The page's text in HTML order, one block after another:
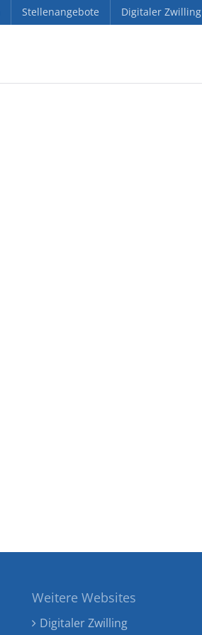
Stellenangebote Digitaler Zwilling
Weitere Websites
Digitaler Zwilling